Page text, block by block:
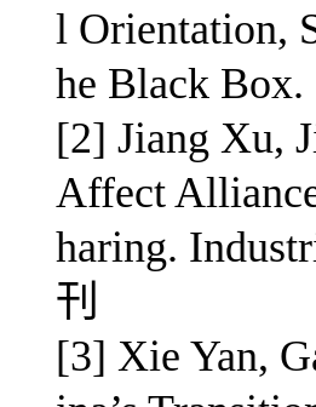
l Orientation,
he Black
[2] Jiang Xu,
Affect
haring.
刊
[3] Xie Yan,